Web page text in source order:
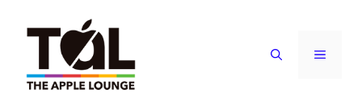
contenuto
MENU